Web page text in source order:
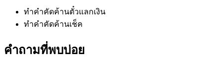
ทำคำคัดค้านตั๋วแลกเงิน
ทำคำคัดค้านเช็ค
คำถามที่พบบ่อย